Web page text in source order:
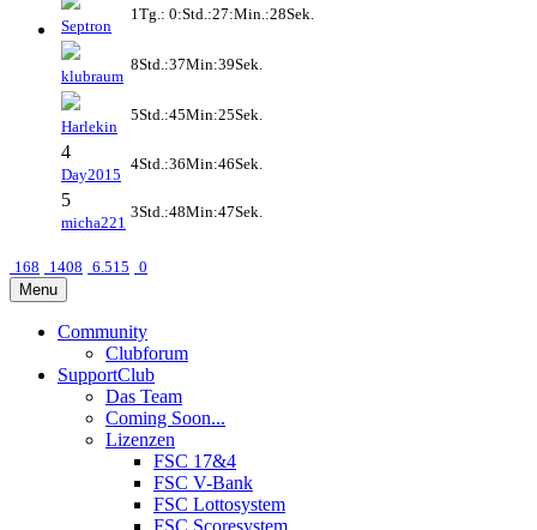
Septron
1Tg.: 0:Std.:27:Min.:28Sek.
klubraum
8Std.:37Min:39Sek.
Harlekin
5Std.:45Min:25Sek.
4
Day2015
4Std.:36Min:46Sek.
5
micha221
3Std.:48Min:47Sek.
168 1408 6.515 0
Menu
Community
Clubforum
SupportClub
Das Team
Coming Soon...
Lizenzen
FSC 17&4
FSC V-Bank
FSC Lottosystem
FSC Scoresystem